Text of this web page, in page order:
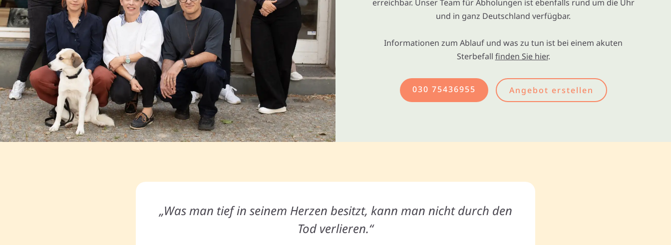
erreichbar. Unser Team für Abholungen ist ebenfalls rund um die Uhr
und in ganz Deutschland verfügbar.
Informationen zum Ablauf und was zu tun ist bei einem akuten
Sterbefall finden Sie hier.
030 75436955 Angebot erstellen
„Was man tief in seinem Herzen besitzt, kann man nicht durch den
Tod verlieren.“